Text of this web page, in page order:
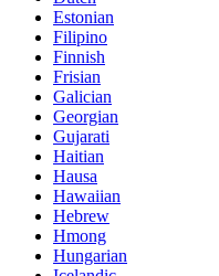
Estonian
Filipino
Finnish
Frisian
Galician
Georgian
Gujarati
Haitian
Hausa
Hawaiian
Hebrew
Hmong
Hungarian